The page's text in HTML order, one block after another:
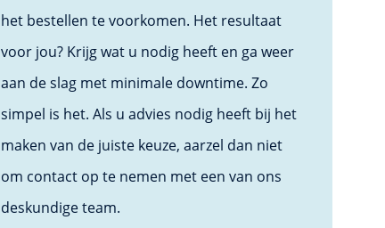
het bestellen te voorkomen. Het resultaat
voor jou? Krijg wat u nodig heeft en ga weer
aan de slag met minimale downtime. Zo
simpel is het. Als u advies nodig heeft bij het
maken van de juiste keuze, aarzel dan niet
om contact op te nemen met een van ons
deskundige team.